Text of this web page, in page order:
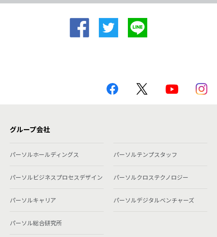
グループ会社
パーソルホールディングス パーソルテンプスタッフ
パーソルビジネスプロセスデザイン パーソルクロステクノロジー
パーソルキャリア パーソルデジタルベンチャーズ
パーソル総合研究所